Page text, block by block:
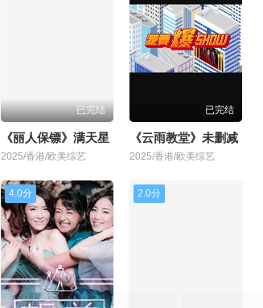
已完结
《丽人保镖》满天星
2025/香港/欧美综艺
已完结
《云雨教堂》未删减
2025/香港/欧美综艺
4.0分 2.0分